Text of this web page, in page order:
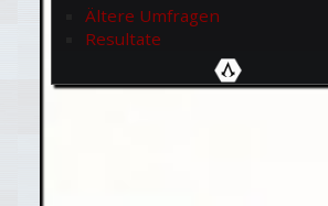
Ältere Umfragen
Resultate